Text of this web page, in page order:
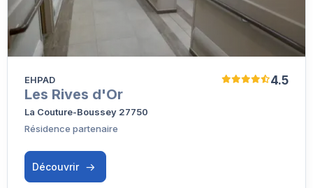
4.5
EHPAD
Les Rives d'Or
La Couture-Boussey 27750
Résidence partenaire
Découvrir